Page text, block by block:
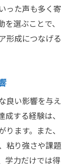
った声も多く寄
選ぶことで、
形成につなげる
良い影響を与え
する経験は、
ます。また、
粘り強さや課題
学力だけでは得